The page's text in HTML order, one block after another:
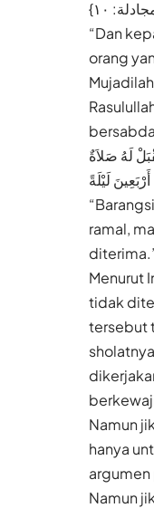
١٠}
“Dan
orang
لَهُ صَلاَةٌ
أَرْبَعِينَ لَيْلَةً
ramal,
Menurut
tidak
tersebut
Namun
hanya
argumen
Namun